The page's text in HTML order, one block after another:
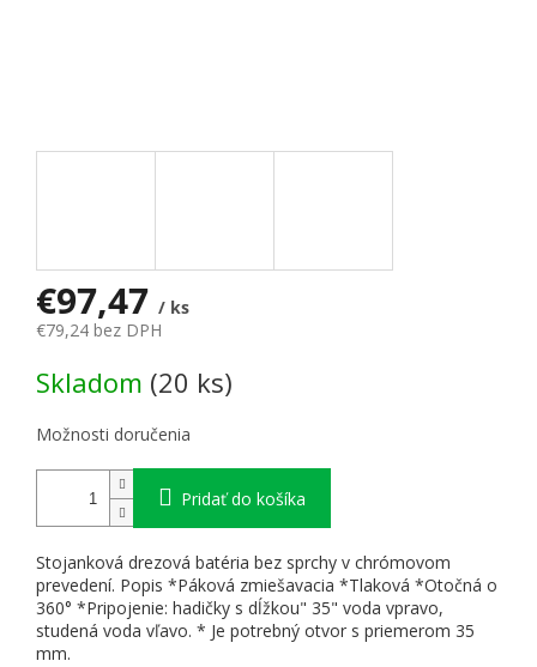
€97,47 / ks
€79,24 bez DPH
Skladom (20 ks)
Možnosti doručenia
Pridať do košíka
Stojanková drezová batéria bez sprchy v chrómovom
prevedení. Popis *Páková zmiešavacia *Tlaková *Otočná o
360° *Pripojenie: hadičky s dĺžkou" 35" voda vpravo,
studená voda vľavo. * Je potrebný otvor s priemerom 35
mm.